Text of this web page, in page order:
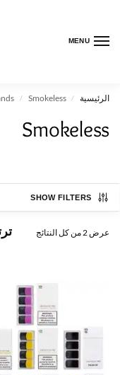
MENU
الرئيسية /
/ Smokeless
Smokeless
SHOW FILTERS
عرض ⁦2⁩ من كل النتائج